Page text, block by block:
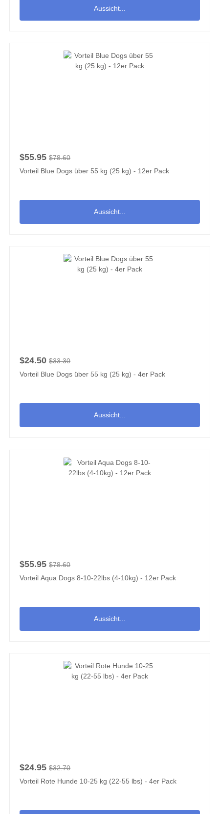
Aussicht...
$55.95 $78.60
Vorteil Blue Dogs über 55 kg (25 kg) - 12er Pack
Aussicht...
$24.50 $33.30
Vorteil Blue Dogs über 55 kg (25 kg) - 4er Pack
Aussicht...
$55.95 $78.60
Vorteil Aqua Dogs 8-10-22lbs (4-10kg) - 12er Pack
Aussicht...
$24.95 $32.70
Vorteil Rote Hunde 10-25 kg (22-55 lbs) - 4er Pack